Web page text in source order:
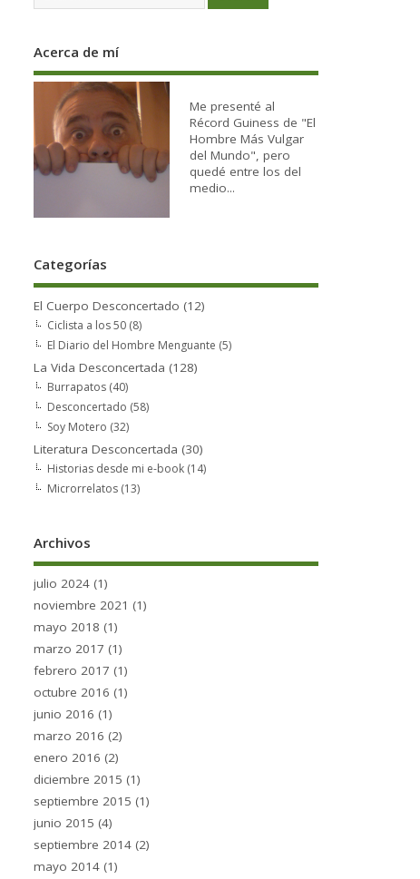
Acerca de mí
Me presenté al
Récord Guiness de "El
Hombre Más Vulgar
del Mundo", pero
quedé entre los del
medio...
Categorías
El Cuerpo Desconcertado (12)
Ciclista a los 50 (8)
El Diario del Hombre Menguante (5)
La Vida Desconcertada (128)
Burrapatos (40)
Desconcertado (58)
Soy Motero (32)
Literatura Desconcertada (30)
Historias desde mi e-book (14)
Microrrelatos (13)
Archivos
julio 2024 (1)
noviembre 2021 (1)
mayo 2018 (1)
marzo 2017 (1)
febrero 2017 (1)
octubre 2016 (1)
junio 2016 (1)
marzo 2016 (2)
enero 2016 (2)
diciembre 2015 (1)
septiembre 2015 (1)
junio 2015 (4)
septiembre 2014 (2)
mayo 2014 (1)